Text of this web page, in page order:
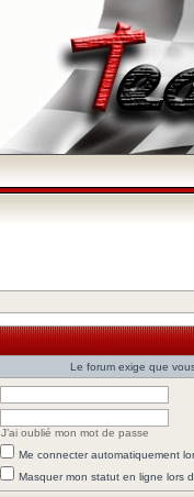
Le forum exige que
J’ai oublié mon mot de passe
Me connecter automatiquement
Masquer mon statut en ligne lors